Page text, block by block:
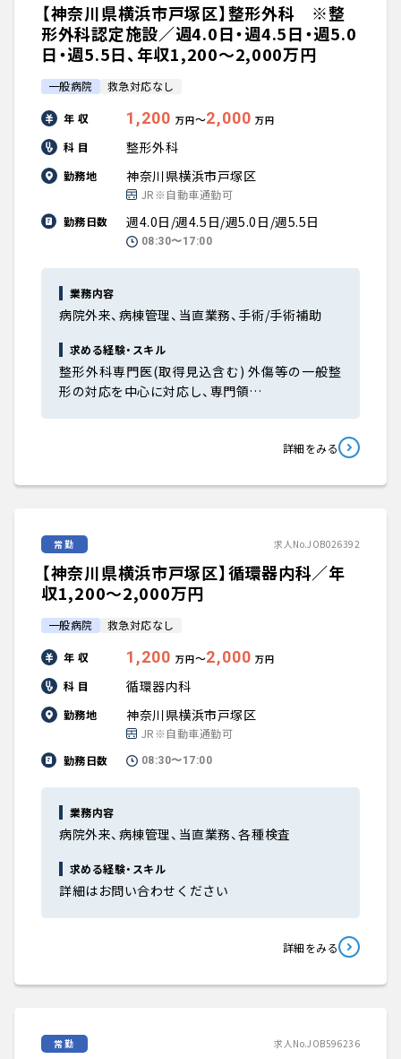
【神奈川県横浜市戸塚区】整形外科 ※整
形外科認定施設／週4.0日・週4.5日・週5.0
日・週5.5日、年収1,200〜2,000万円
一般病院 救急対応なし
年 収 1,200 万円〜2,000 万円
科 目 整形外科
勤務地 神奈川県横浜市戸塚区
JR※自動車通勤可
勤務日数
週4.0日/週4.5日/週5.0日/週5.5日
08:30〜17:00
業務内容
病院外来、病棟管理、当直業務、手術/手術補助
求める経験・スキル
整形外科専門医(取得見込含む) 外傷等の一般整
形の対応を中心に対応し、専門領…
詳細をみる
常勤 求人No.JOB026392
【神奈川県横浜市戸塚区】循環器内科／年
収1,200〜2,000万円
一般病院 救急対応なし
年 収 1,200 万円〜2,000 万円
科 目 循環器内科
勤務地 神奈川県横浜市戸塚区
JR※自動車通勤可
勤務日数
08:30〜17:00
業務内容
病院外来、病棟管理、当直業務、各種検査
求める経験・スキル
詳細はお問い合わせください
詳細をみる
常勤 求人No.JOB596236